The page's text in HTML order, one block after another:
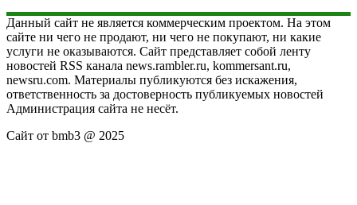
Данный сайт не является коммерческим проектом. На этом
сайте ни чего не продают, ни чего не покупают, ни какие
услуги не оказываются. Сайт представляет собой ленту
новостей RSS канала news.rambler.ru, kommersant.ru,
newsru.com. Материалы публикуются без искажения,
ответственность за достоверность публикуемых новостей
Администрация сайта не несёт.
Сайт от bmb3 @ 2025